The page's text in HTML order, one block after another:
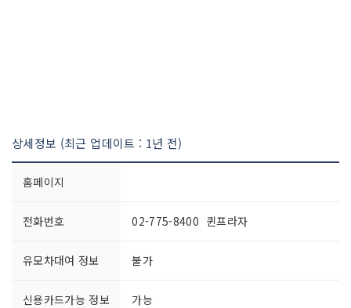
상세정보 (최근 업데이트 : 1년 전)
홈페이지
전화번호 02-775-8400 퀸프라자
유모차대여 정보 불가
신용카드가능 정보 가능